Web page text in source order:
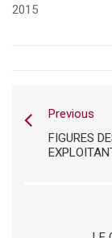
2015
Previous
FIGURES